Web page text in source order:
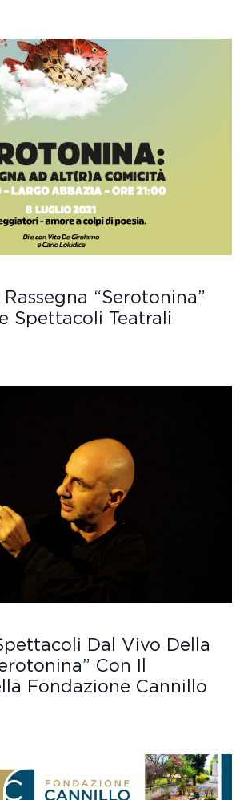
“Serotonina”
Spettacoli Teatrali
Dal Vivo Della
Con Il
Fondazione Cannillo